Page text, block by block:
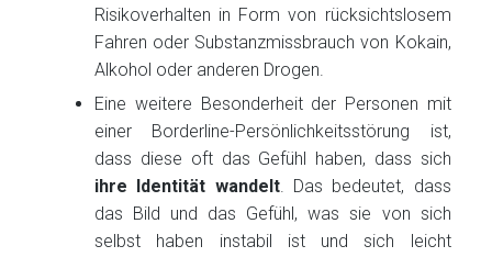
Risikoverhalten in Form von rücksichtslosem
Fahren oder Substanzmissbrauch von Kokain,
Alkohol oder anderen Drogen.
Eine weitere Besonderheit der Personen mit
einer Borderline-Persönlichkeitsstörung ist,
dass diese oft das Gefühl haben, dass sich
ihre Identität wandelt. Das bedeutet, dass
das Bild und das Gefühl, was sie von sich
selbst haben instabil ist und sich leicht